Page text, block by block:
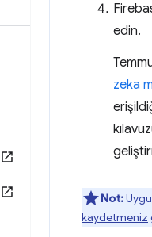
edin.
zeka
Not:
kaydetmeniz